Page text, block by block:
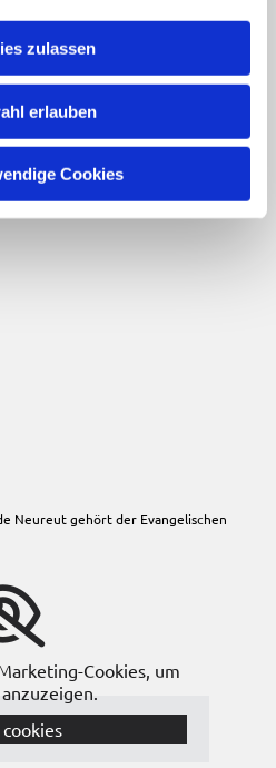
zulassen
erlauben
Cookies
Neureut
Neureut gehört der Evangelischen
Cookies, um